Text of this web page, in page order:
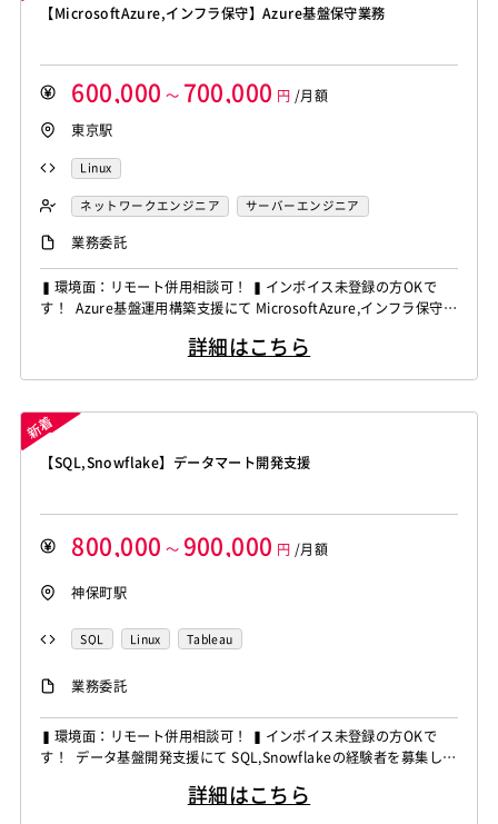
【MicrosoftAzure,インフラ保守】Azure基盤保守業務
600,000 ～ 700,000 円 /月額
東京駅
Linux
ネットワークエンジニア サーバーエンジニア
業務委託
▍環境面：リモート併用相談可！ ▍インボイス未登録の方OKで
す！ Azure基盤運用構築支援にて MicrosoftAzure,インフラ保守の
対応 ・環境変更や機能追加対応 ・クラウド基盤設計構築 ・障害
詳細はこちら
【SQL,Snowflake】データマート開発支援
800,000 ～ 900,000 円 /月額
神保町駅
SQL Linux Tableau
業務委託
▍環境面：リモート併用相談可！ ▍インボイス未登録の方OKで
す！ データ基盤開発支援にて SQL,Snowflakeの経験者を募集して
工・ETL処理対応 ・Snowflakeへのデータ連携 ・Tableauによる
詳細はこちら